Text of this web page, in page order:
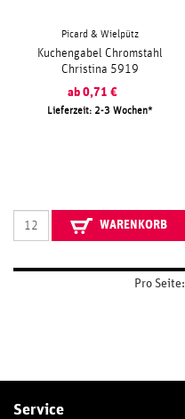
Picard & Wielpütz
Kuchengabel Chromstahl
Christina 5919
ab 0,71 €
Lieferzeit: 2-3 Wochen
WARENKORB
Pro Seite:
Service